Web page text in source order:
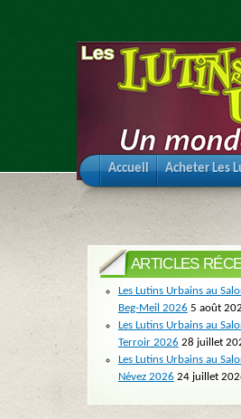
Accueil Acheter Les
ARTICLES
Les Lutins Urbains au
Beg-Meil 2026 5 août
Les Lutins Urbains au
Terroir 2026 28 juillet
Les Lutins Urbains au
Névez 2026 24 juillet